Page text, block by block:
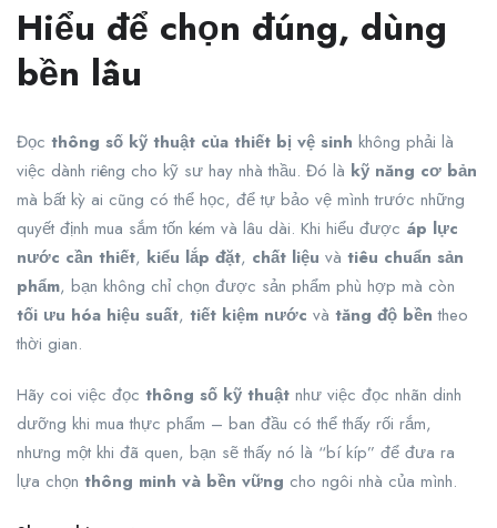
Hiểu để chọn đúng, dùng
bền lâu
Đọc thông số kỹ thuật của thiết bị vệ sinh không phải là
việc dành riêng cho kỹ sư hay nhà thầu. Đó là kỹ năng cơ bản
mà bất kỳ ai cũng có thể học, để tự bảo vệ mình trước những
quyết định mua sắm tốn kém và lâu dài. Khi hiểu được áp lực
nước cần thiết, kiểu lắp đặt, chất liệu và tiêu chuẩn sản
phẩm, bạn không chỉ chọn được sản phẩm phù hợp mà còn
tối ưu hóa hiệu suất, tiết kiệm nước và tăng độ bền theo
thời gian.
Hãy coi việc đọc thông số kỹ thuật như việc đọc nhãn dinh
dưỡng khi mua thực phẩm – ban đầu có thể thấy rối rắm,
nhưng một khi đã quen, bạn sẽ thấy nó là “bí kíp” để đưa ra
lựa chọn thông minh và bền vững cho ngôi nhà của mình.